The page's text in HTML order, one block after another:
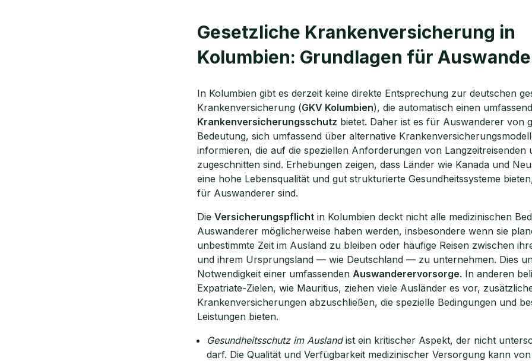
Gesetzliche Krankenversicherung in
Kolumbien: Grundlagen für
In Kolumbien gibt es derzeit keine direkte Entsprechung zur deutschen
Krankenversicherung (GKV Kolumbien), die automatisch einen
Krankenversicherungsschutz bietet. Daher ist es für Auswanderer von
Bedeutung, sich umfassend über alternative
informieren, die auf die speziellen Anforderungen von Langzeitreisenden
zugeschnitten sind. Erhebungen zeigen, dass Länder wie Kanada und
eine hohe Lebensqualität und gut strukturierte Gesundheitssysteme
für Auswanderer sind.
Die Versicherungspflicht in Kolumbien deckt nicht alle medizinischen
Auswanderer möglicherweise haben werden, insbesondere wenn sie
unbestimmte Zeit im Ausland zu bleiben oder häufige Reisen zwischen
und ihrem Ursprungsland — wie Deutschland — zu unternehmen. Dies
Notwendigkeit einer umfassenden Auswanderervorsorge. In anderen
Expatriate-Zielen, wie Mauritius, ziehen viele Ausländer es vor,
Krankenversicherungen abzuschließen, die spezielle Bedingungen und
Leistungen bieten.
Gesundheitsschutz im Auslandist ein kritischer Aspekt, der nicht
darf. Die Qualität und Verfügbarkeit medizinischer Versorgung kann